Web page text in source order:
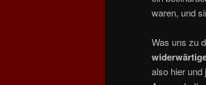
waren, und
Was uns zu
also hier und